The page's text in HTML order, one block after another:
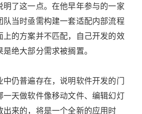
了这一点。在他早年参与的一家
队当时亟需构建一套适配内部流程
上的方案并不匹配，自己开发的效
绝大部分需求被搁置。
仍普遍存在，说明软件开发的门
一天做软件像移动文件、编辑幻灯
出来的，将是一个全新的应用时